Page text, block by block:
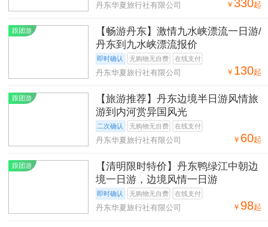
￥ 330起
丹东华夏旅行社有限公司
跟团游
【畅游丹东】激情九水峡漂流一日游/
丹东到九水峡漂流报价
即时确认 无购物无自费 在线支付
￥ 130起
丹东华夏旅行社有限公司
跟团游
【旅游推荐】丹东边境半日游风情旅
游到内河赏异国风光
二次确认 无购物无自费 在线支付
￥ 60起
丹东华夏旅行社有限公司
跟团游
【清明限时特价】丹东鸭绿江中朝边
境一日游，边境风情一日游
即时确认 无购物无自费 在线支付
￥ 98起
丹东华夏旅行社有限公司